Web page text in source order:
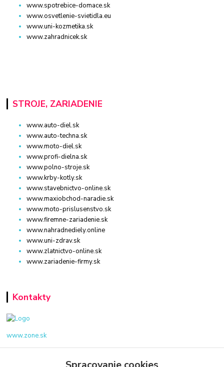
www.spotrebice-domace.sk
www.osvetlenie-svietidla.eu
www.uni-kozmetika.sk
www.zahradnicek.sk
STROJE, ZARIADENIE
www.auto-diel.sk
www.auto-techna.sk
www.moto-diel.sk
www.profi-dielna.sk
www.polno-stroje.sk
www.krby-kotly.sk
www.stavebnictvo-online.sk
www.maxiobchod-naradie.sk
www.moto-prislusenstvo.sk
www.firemne-zariadenie.sk
www.nahradnediely.online
www.uni-zdrav.sk
www.zlatnictvo-online.sk
www.zariadenie-firmy.sk
Kontakty
www.zone.sk
+421 940 949 000